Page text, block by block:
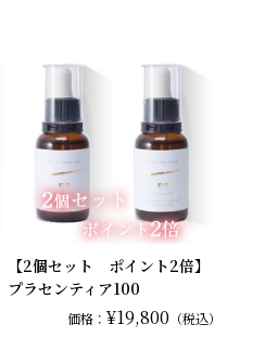
【2個セット ポイント2倍】
プラセンティア100
価格： ¥19,800 （税込）